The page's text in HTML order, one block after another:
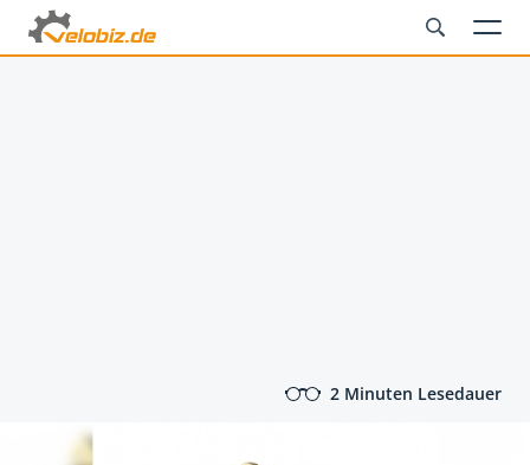
2 Minuten Lesedauer